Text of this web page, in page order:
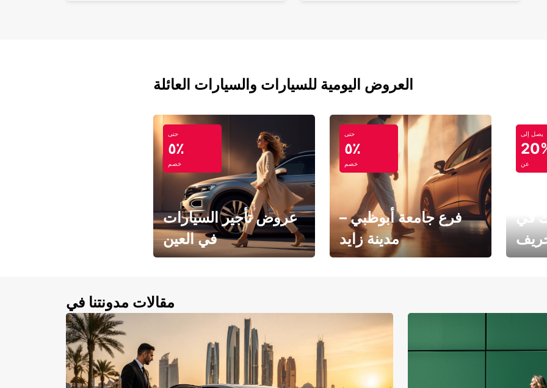
العروض اليومية للسيارات والسيارات العائلة
حتى
٥٪
خصم
عروض تأجير السيارات
في العين
حتى
٥٪
خصم
فرع جامعة أبوظبي –
مدينة زايد
يصل إلى
عن
مقالات مدونتنا في